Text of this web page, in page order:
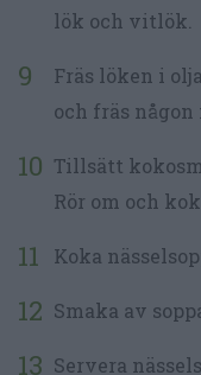
lök och vitlök.
Fräs löken i
och fräs
Tillsätt
Rör om och
Koka
Smaka av
Servera